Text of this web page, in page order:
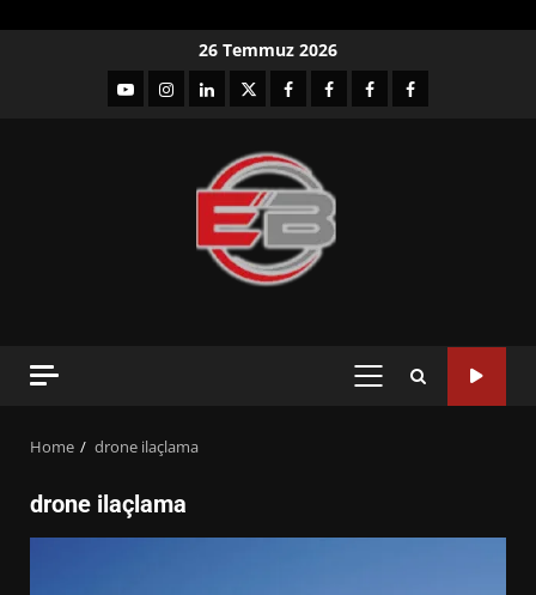
26 Temmuz 2026
YouTubeInstagram
LinkedIntwitterfacebook-Facebook-
Facebook-Facebook-
PRIMARY
Home drone ilaçlama
drone ilaçlama